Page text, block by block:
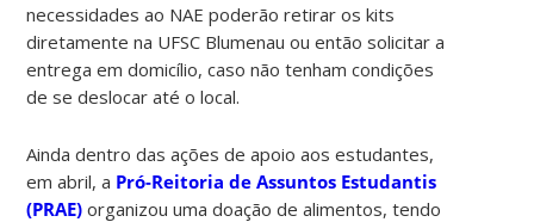
necessidades ao NAE poderão retirar os kits
diretamente na UFSC Blumenau ou então solicitar a
entrega em domicílio, caso não tenham condições
de se deslocar até o local.
Ainda dentro das ações de apoio aos estudantes,
em abril, a Pró-Reitoria de Assuntos Estudantis
(PRAE)organizou uma doação de alimentos, tendo